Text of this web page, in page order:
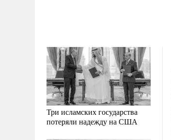
Три исламских государства
потеряли надежду на США